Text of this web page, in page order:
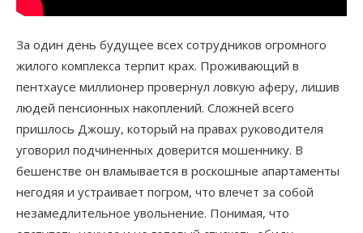
За один день будущее всех сотрудников огромного
жилого комплекса терпит крах. Проживающий в
пентхаусе миллионер провернул ловкую аферу, лишив
людей пенсионных накоплений. Сложней всего
пришлось Джошу, который на правах руководителя
уговорил подчиненных доверится мошеннику. В
бешенстве он вламывается в роскошные апартаменты
негодяя и устраивает погром, что влечет за собой
незамедлительное увольнение. Понимая, что